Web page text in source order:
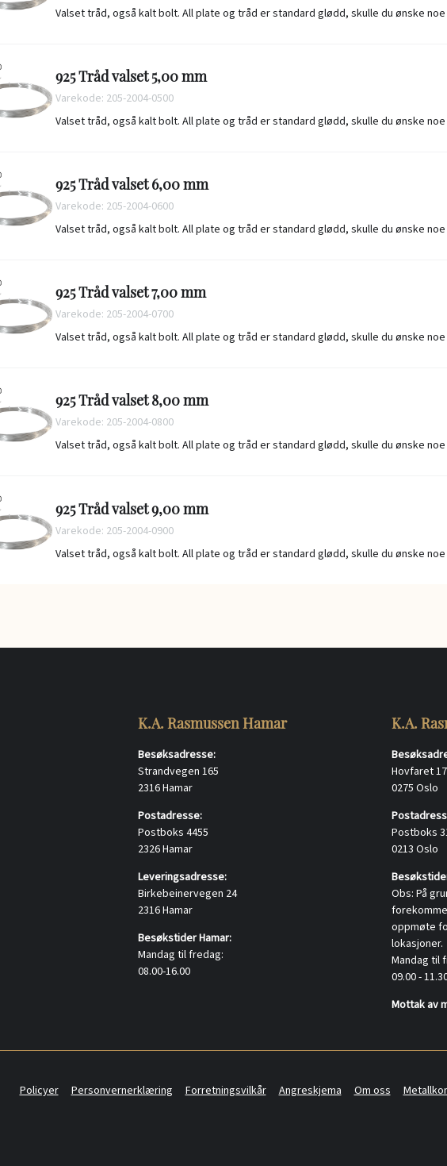
Valset tråd, også kalt bolt. All plate og tråd er standard glødd, skulle du ønske
925 Tråd valset 5,00 mm
Varekode: 205-2004-0500
Valset tråd, også kalt bolt. All plate og tråd er standard glødd, skulle du ønske
925 Tråd valset 6,00 mm
Varekode: 205-2004-0600
Valset tråd, også kalt bolt. All plate og tråd er standard glødd, skulle du ønske
925 Tråd valset 7,00 mm
Varekode: 205-2004-0700
Valset tråd, også kalt bolt. All plate og tråd er standard glødd, skulle du ønske
925 Tråd valset 8,00 mm
Varekode: 205-2004-0800
Valset tråd, også kalt bolt. All plate og tråd er standard glødd, skulle du ønske
925 Tråd valset 9,00 mm
Varekode: 205-2004-0900
Valset tråd, også kalt bolt. All plate og tråd er standard glødd, skulle du ønske
K.A. Rasmussen Hamar
Besøksadresse:
Strandvegen 165
2316 Hamar
Postadresse:
Postboks 4455
2326 Hamar
Leveringsadresse:
Birkebeinervegen 24
2316 Hamar
Besøkstider Hamar:
Mandag til fredag:
08.00-16.00
K.A.
Hovfaret
0275 Oslo
Postboks
0213 Oslo
Obs: På
oppmøte
lokasjoner.
Mandag til
09.00 -
Mottak av
Policyer Personvernerklæring Forretningsvilkår Angreskjema Om oss